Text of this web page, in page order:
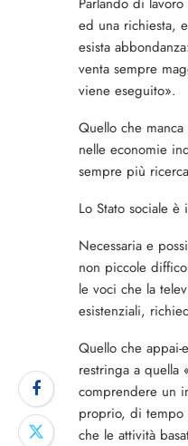
ed una richie­sta,
esista
venta sempre
viene eseguito».
Quello che
nelle economie
sempre più
Lo Stato sociale
Necessaria e
non piccole
le voci che la
esistenziali,
Quello che
restringa a quella
comprendere un
proprio, di tempo
che le attività